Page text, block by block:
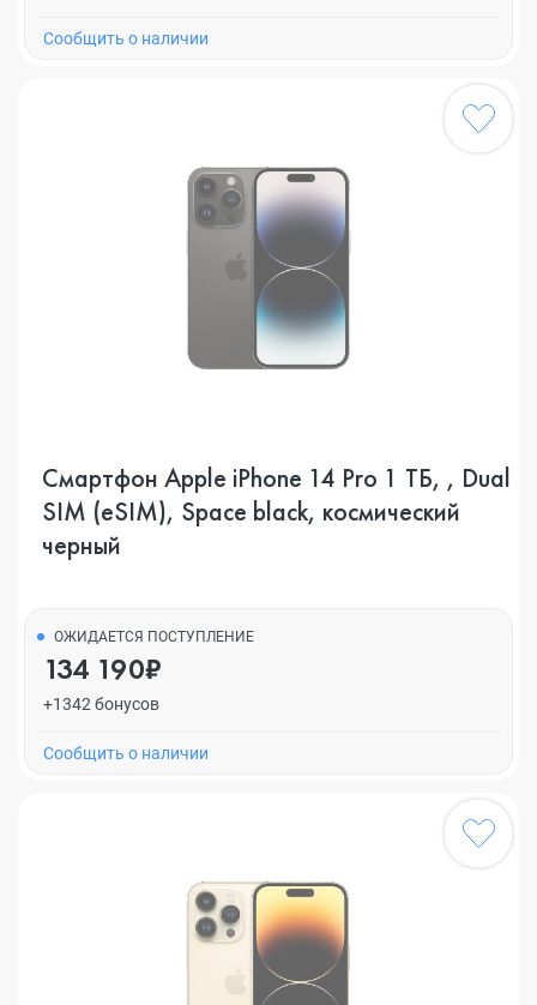
Cообщить о наличии
Смартфон Apple iPhone 14 Pro 1 ТБ, , Dual
SIM (eSIM), Space black, космический
черный
ОЖИДАЕТСЯ ПОСТУПЛЕНИЕ
134 190₽
+1342 бонусов
Cообщить о наличии